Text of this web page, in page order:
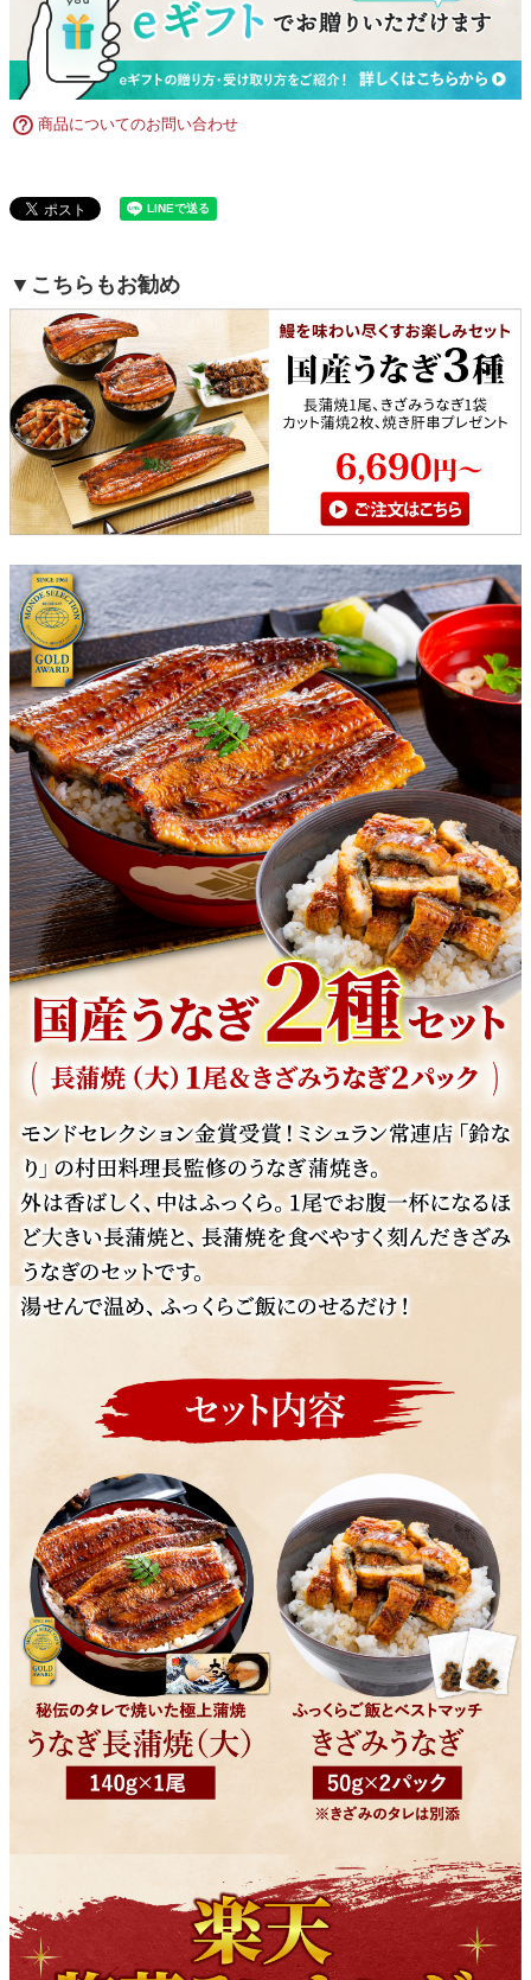
商品についてのお問い合わせ
▼こちらもお勧め